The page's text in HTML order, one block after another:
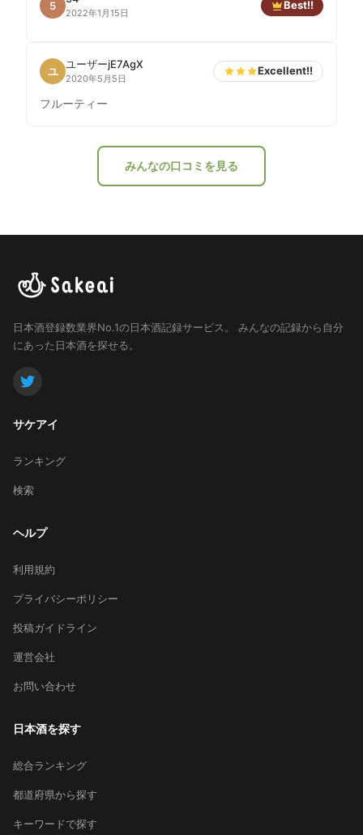
5
2022年1月15日
Best!!
ユ
ユーザーjE7AgX
2020年5月5日
Excellent!!
フルーティー
みんなの口コミを見る
日本酒登録数業界No.1の日本酒記録サービス。
みんなの記録から自分
にあった日本酒を探せる。
サケアイ
ランキング
検索
ヘルプ
利用規約
プライバシーポリシー
投稿ガイドライン
運営会社
お問い合わせ
日本酒を探す
総合ランキング
都道府県から探す
キーワードで探す